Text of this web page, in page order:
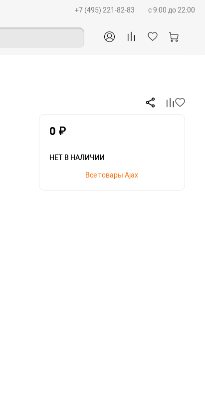
+7 (495) 221-82-83 c 9:00 до 22:00
0 ₽
НЕТ В НАЛИЧИИ
Все товары Ajax